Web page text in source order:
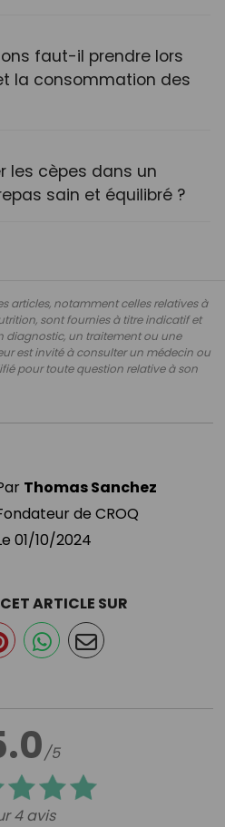
faut-il prendre lors
la consommation des
les cèpes dans un
sain et équilibré ?
articles, notamment celles relatives à
sont fournies à titre indicatif et
diagnostic, un traitement ou une
est invité à consulter un médecin ou
pour toute question relative à son
Thomas Sanchez
de CROQ
01/10/2024
/5
4 avis
ARTICLE SUR